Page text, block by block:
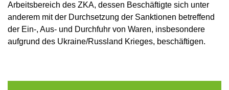
Arbeitsbereich des ZKA, dessen Beschäftigte sich unter
anderem mit der Durchsetzung der Sanktionen betreffend
der Ein-, Aus- und Durchfuhr von Waren, insbesondere
aufgrund des Ukraine/Russland Krieges, beschäftigen.